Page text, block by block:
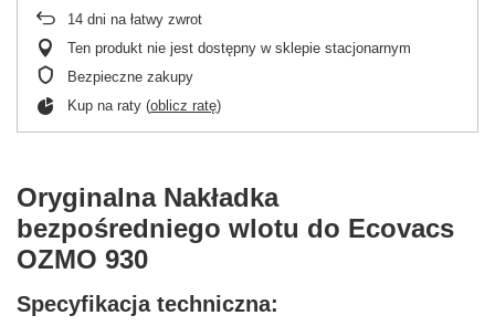
14 dni na łatwy zwrot
Ten produkt nie jest dostępny w sklepie stacjonarnym
Bezpieczne zakupy
Kup na raty (oblicz ratę)
Oryginalna Nakładka
bezpośredniego wlotu do Ecovacs
OZMO 930
Specyfikacja techniczna: